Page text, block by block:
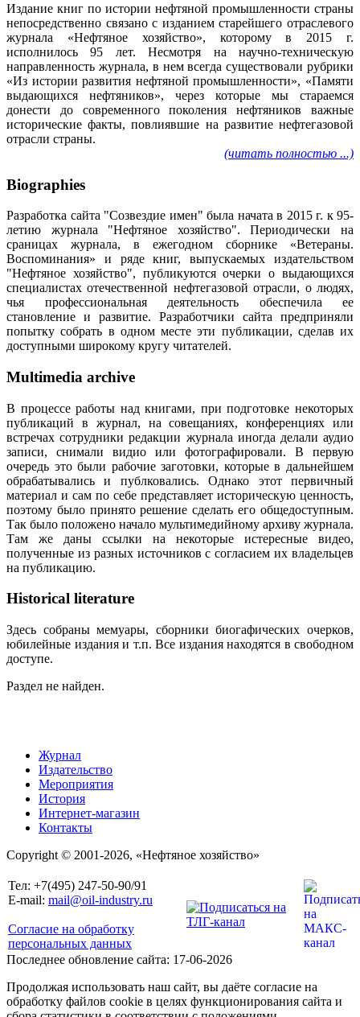
Издание книг по истории нефтяной промышленности страны
непосредственно связано с изданием старейшего отраслевого
журнала «Нефтяное хозяйство», которому в 2015 г.
исполнилось 95 лет. Несмотря на научно-техническую
направленность журнала, в нем всегда существовали рубрики
«Из истории развития нефтяной промышленности», «Памяти
выдающихся нефтяников», через которые мы стараемся
донести до современного поколения нефтяников важные
исторические факты, повлиявшие на развитие нефтегазовой
отрасли страны.
(читать полностью ...)
Biographies
Разработка сайта "Созвездие имен" была начата в 2015 г. к 95-
летию журнала "Нефтяное хозяйство". Периодически на
сраницах журнала, в ежегодном сборнике «Ветераны.
Воспоминания» и ряде книг, выпускаемых издательством
"Нефтяное хозяйство", публикуются очерки о выдающихся
специалистах отечественной нефтегазовой отрасли, о людях,
чья профессиональная деятельность обеспечила ее
становление и развитие. Разработчики сайта предприняли
попытку собрать в одном месте эти публикации, сделав их
доступными широкому кругу читателей.
Multimedia archive
В процессе работы над книгами, при подготовке некоторых
публикаций в журнал, на совещаниях, конференциях или
встречах сотрудники редакции журнала иногда делали аудио
записи, снимали видио или фотографировали. В первую
очередь это были рабочие заготовки, которые в дальнейшем
обрабатывались и публковались. Однако этот первичный
материал и сам по себе представляет историческую ценность,
поэтому было принято решение сделать его общедоступным.
Так было положено начало мультимедийному архиву журнала.
Там же даны ссылки на некоторые истересные видео,
полученные из разных источников с согласием их владельцев
на публикацию.
Historical literature
Здесь собраны мемуары, сборники биогафических очерков,
юбилейные издания и т.п. Все издания находятся в свободном
доступе.
Раздел не найден.
Журнал
Издательство
Мероприятия
История
Интернет-магазин
Контакты
Copyright © 2001-2026, «Нефтяное хозяйство»
Тел: +7(495) 247-50-90/91
E-mail: mail@oil-industry.ru
Согласие на обработку
персональных данных
Последнее обновление сайта: 17-06-2026
Продолжая использовать наш сайт, вы даёте согласие на
обработку файлов cookie в целях функционирования сайта и